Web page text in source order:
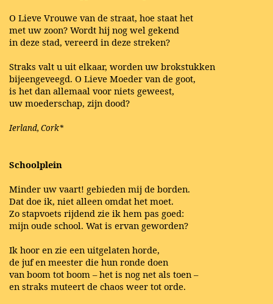
O Lieve Vrouwe van de straat, hoe staat het
met uw zoon? Wordt hij nog wel gekend
in deze stad, vereerd in deze streken?
Straks valt u uit elkaar, worden uw brokstukken
bijeengeveegd. O Lieve Moeder van de goot,
is het dan allemaal voor niets geweest,
uw moederschap, zijn dood?
Ierland, Cork*
Schoolplein
Minder uw vaart! gebieden mij de borden.
Dat doe ik, niet alleen omdat het moet.
Zo stapvoets rijdend zie ik hem pas goed:
mijn oude school. Wat is ervan geworden?
Ik hoor en zie een uitgelaten horde,
de juf en meester die hun ronde doen
van boom tot boom – het is nog net als toen –
en straks muteert de chaos weer tot orde.